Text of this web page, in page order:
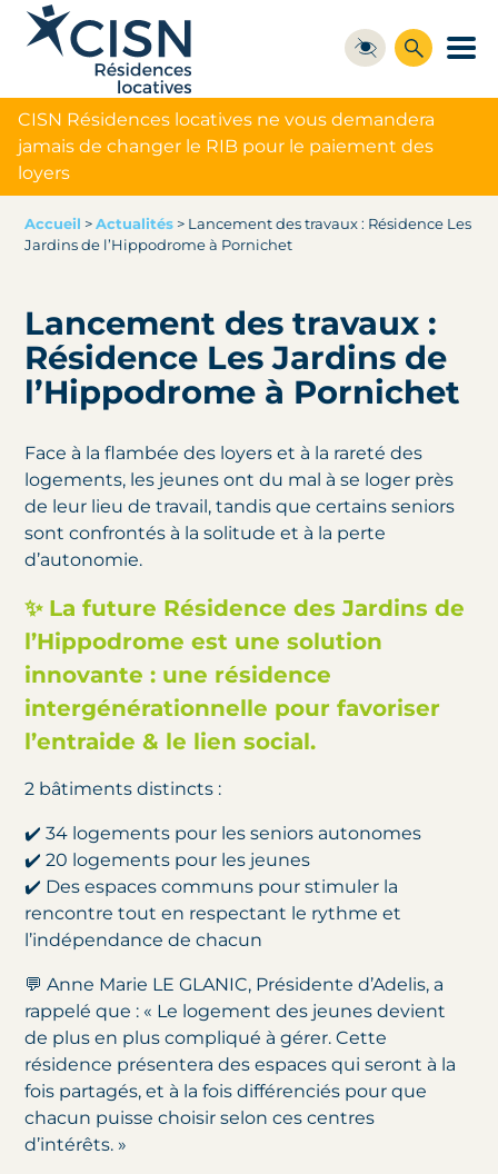
CISN Résidences locatives ne vous demandera
jamais de changer le RIB pour le paiement des
loyers
Accueil >Actualités > Lancement des travaux : Résidence Les
Jardins de l’Hippodrome à Pornichet
Lancement des travaux :
Résidence Les Jardins de
l’Hippodrome à Pornichet
Face à la flambée des loyers et à la rareté des
logements, les jeunes ont du mal à se loger près
de leur lieu de travail, tandis que certains seniors
sont confrontés à la solitude et à la perte
d’autonomie.
✨ La future Résidence des Jardins de
l’Hippodrome est une solution
innovante : une résidence
intergénérationnelle pour favoriser
l’entraide & le lien social.
2 bâtiments distincts :
✔️ 34 logements pour les seniors autonomes
✔️ 20 logements pour les jeunes
✔️ Des espaces communs pour stimuler la
rencontre tout en respectant le rythme et
l’indépendance de chacun
💬 Anne Marie LE GLANIC, Présidente d’Adelis, a
rappelé que : « Le logement des jeunes devient
de plus en plus compliqué à gérer. Cette
résidence présentera des espaces qui seront à la
fois partagés, et à la fois différenciés pour que
chacun puisse choisir selon ces centres
d’intérêts. »